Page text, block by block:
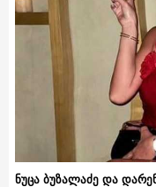
ნუცა ბუზალაძე და